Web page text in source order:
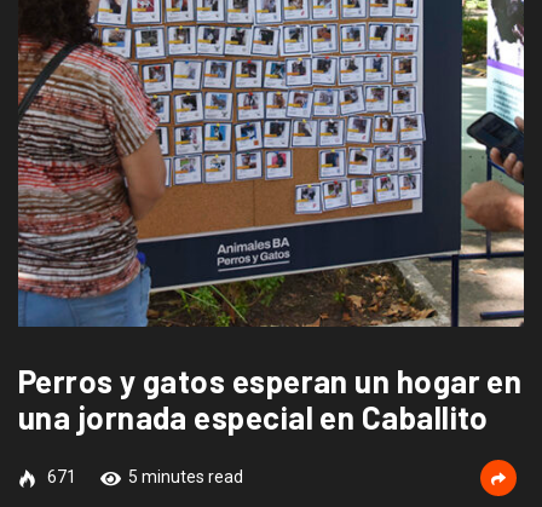
Perros y gatos esperan un hogar en
una jornada especial en Caballito
671 5 minutes read